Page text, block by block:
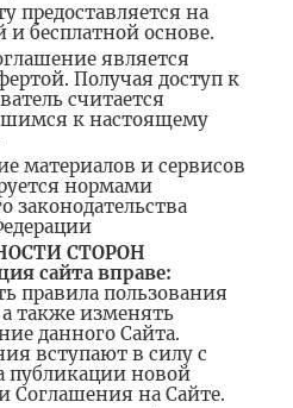
предоставляется на
и бесплатной основе.
является
Получая доступ к
считается
к настоящему
материалов и сервисов
нормами
законодательства
СТОРОН
сайта вправе:
правила пользования
также изменять
данного Сайта.
вступают в силу с
публикации новой
Соглашения на Сайте.